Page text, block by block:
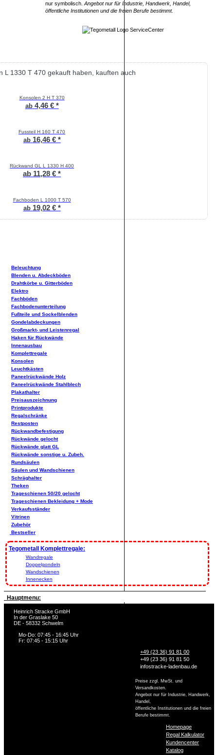
nur symbolisch. Angebot nur für Industrie, Handwerk, Handel,
öffentliche Institutionen und die freien Berufe bestimmt.
L 1330 T 470 gekauft haben, kauften auch
Konsolen 2 H T 370
ab 4,46 € *
Fussteil H 160 T 470
ab 16,46 € *
Rückwand GL L 1330 H 400
ab 11,28 € *
Fachboden L 1000 T 570
ab 19,02 € *
Beleuchtung
Blenden u. Abdeckböden
Drahtkörbe u. Gitterböden
Elektro
Fachböden
Fachbodenunterteilung
Fußteile und Sockelblenden
Gondelabdeckungen
Großmarkt- und Leistenregal
Haken für Rückwände
Innenausbau
Komplettregale
Konsolen
Leuchtkästen
Paneelrückwände Holz
Paneelrückwände Stahlblech
Plakathalter
Preisauszeichnung
Printprodukte
Regalschränke
Restposten
Rückwandbefestigung
Rückwände gelocht
Rückwände glatt GL
Rückwände sonstige u. Zubeh.
Rundsäulen
Säulen und Wandschienen
Schräghalter
Theken
Trageschienen 50/20 gelocht
Trageschienen Bekleidung + Mode
Verkaufsständer
Vitrinen
Zubehör
Bestseller
Tegometall Komplettregale:
Wandregale
Doppelgondeln
Wandschienen
Innenecken
Hauptmenu:
Heinrich Stracke GmbH
In der Graslake 50
DE - 58332 Schwelm
Mo-Do: 07:45 - 16:45 Uhr
Fr: 07:45 - 15:15 Uhr
+49 (23 36) 91 81 00
+49 (23 36) 91 81 50
infostracke-ladenbau.de
Preise zzgl. MwSt. und
Versandkosten.
Angebot nur für Industrie, Handwerk,
Handel,
öffentliche Institutionen und die freien
Berufe bestimmt.
Homepage
Regal Kalkulator
Kundencenter
Katalog